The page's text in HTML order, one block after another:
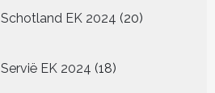
Schotland EK 2024 20
producten
Servië EK 2024 1818